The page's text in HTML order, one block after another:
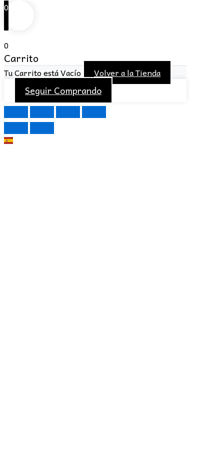
0
0
Carrito
Tu Carrito está Vacío Volver a la Tienda
Seguir Comprando